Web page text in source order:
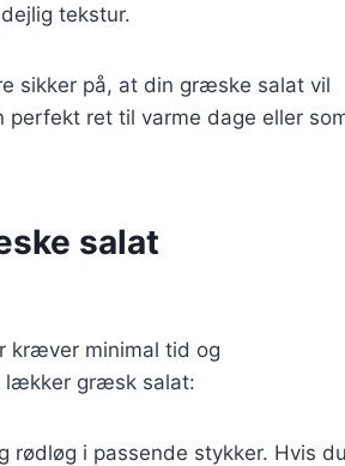
tekstur.
sikker på, at din græske salat vil
ret til varme dage eller
salat
kræver minimal tid og
lækker græsk salat:
rødløg i passende stykker. Hvis du